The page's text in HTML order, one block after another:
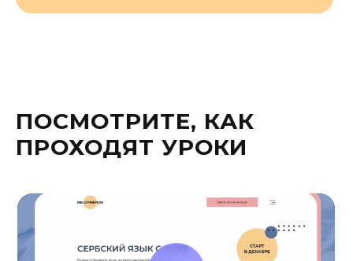
ПОСМОТРИТЕ, КАК
ПРОХОДЯТ УРОКИ